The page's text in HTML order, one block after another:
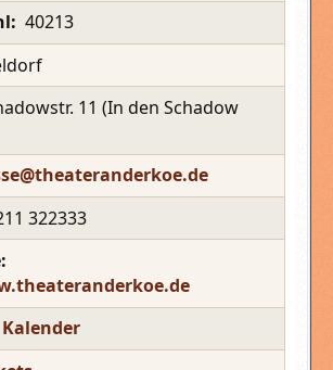
40213
11 (In den Schadow
322333
Kalender